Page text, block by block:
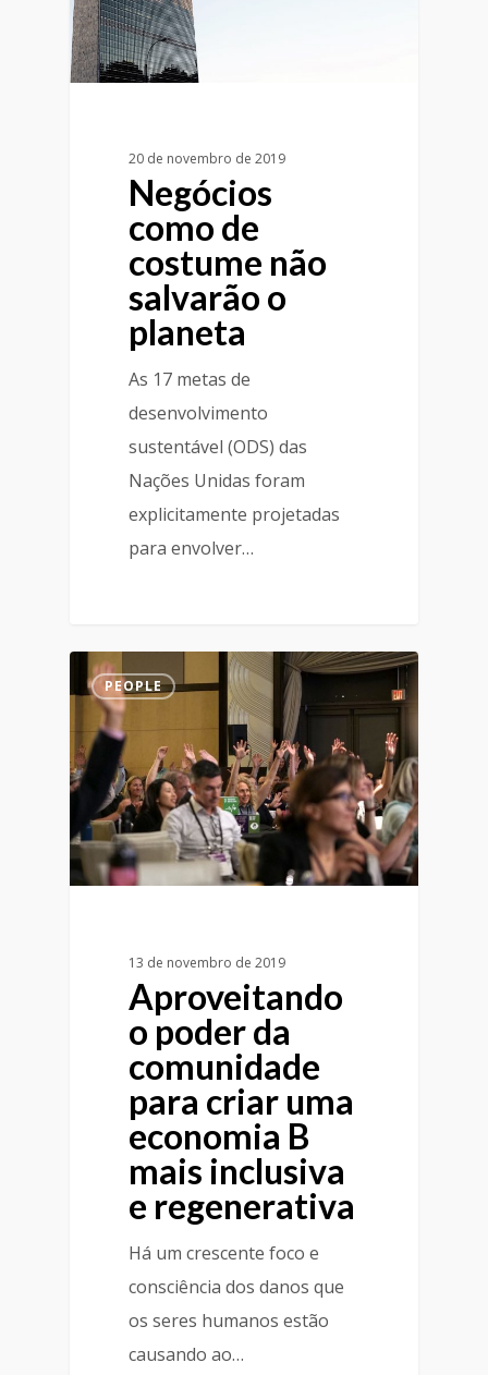
20 de novembro de 2019
Negócios
como de
costume não
salvarão o
planeta
As 17 metas de
desenvolvimento
sustentável (ODS) das
Nações Unidas foram
explicitamente projetadas
para envolver…
PEOPLE
13 de novembro de 2019
Aproveitando
o poder da
comunidade
para criar uma
economia B
mais inclusiva
e regenerativa
Há um crescente foco e
consciência dos danos que
os seres humanos estão
causando ao…